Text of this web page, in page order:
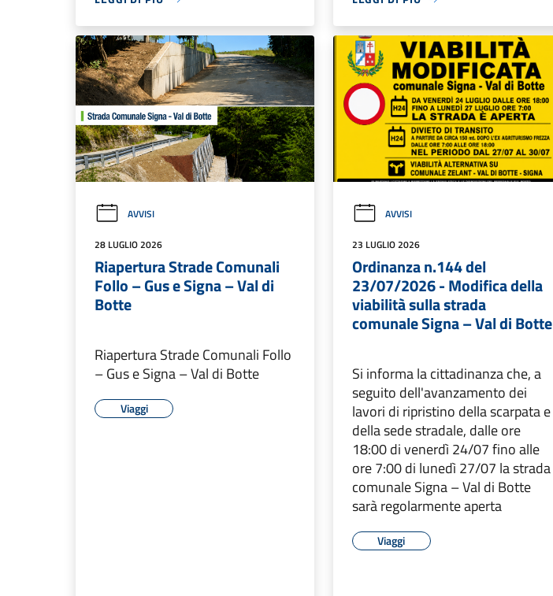
AVVISI
28 LUGLIO 2026
Riapertura Strade Comunali
Follo – Gus e Signa – Val di
Botte
Riapertura Strade Comunali Follo
– Gus e Signa – Val di Botte
Viaggi
AVVISI
23 LUGLIO 2026
Ordinanza n.144 del
23/07/2026 - Modifica della
viabilità sulla strada
comunale Signa – Val di Botte
Si informa la cittadinanza che, a
seguito dell'avanzamento dei
lavori di ripristino della scarpata e
della sede stradale, dalle ore
18:00 di venerdì 24/07 fino alle
ore 7:00 di lunedì 27/07 la strada
comunale Signa – Val di Botte
sarà regolarmente aperta
Viaggi